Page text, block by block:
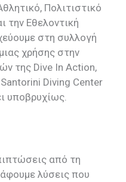
Πολιτιστικό
την Εθελοντική
στη συλλογή
χρήσης στην
της Dive In Action,
Diving Center
υποβρυχίως.
από τη
λύσεις που